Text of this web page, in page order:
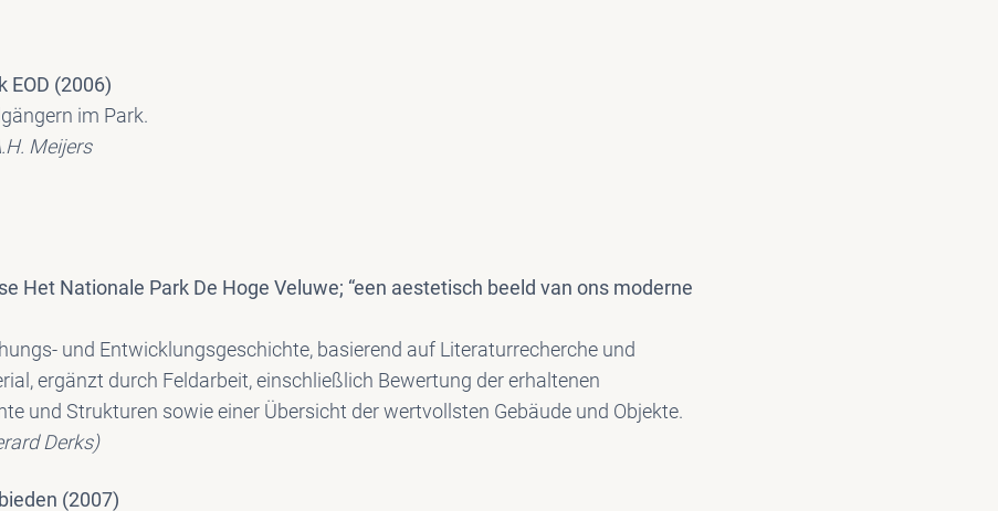
EOD (2006)
im Park.
Meijers
Het Nationale Park De Hoge Veluwe; “een aestetisch beeld van ons moderne
und Entwicklungsgeschichte, basierend auf Literaturrecherche und
ergänzt durch Feldarbeit, einschließlich Bewertung der erhaltenen
und Strukturen sowie einer Übersicht der wertvollsten Gebäude und Objekte.
Derks)
(2007)